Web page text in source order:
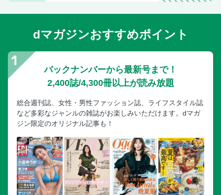
dマガジンおすすめポイント
バックナンバーから最新号まで！
2,400誌/4,300冊以上が読み放題
総合週刊誌、女性・男性ファッション誌、ライフスタイル誌
など多彩なジャンルの雑誌がお楽しみいただけます。dマガ
ジン限定のオリジナル記事も！